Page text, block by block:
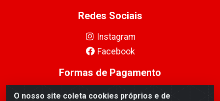
O nosso site coleta cookies próprios e de
Redes Sociais
Instagram
Facebook
Formas de Pagamento